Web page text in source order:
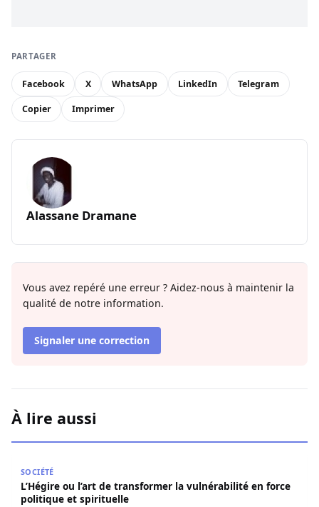
PARTAGER
Facebook X WhatsApp LinkedIn Telegram
Copier Imprimer
Alassane Dramane
Vous avez repéré une erreur ? Aidez-nous à maintenir la
qualité de notre information.
Signaler une correction
À lire aussi
SOCIÉTÉ
L’Hégire ou l’art de transformer la vulnérabilité en force
politique et spirituelle